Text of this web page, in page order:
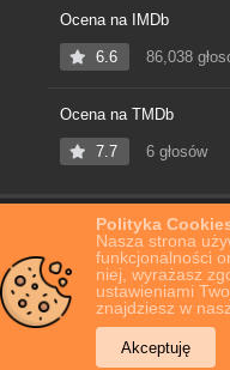
Polityka
Nasza strona
funkcjonalności
niej, wyrażasz
ustawieniami
znajdziesz w
Akceptuję
Ocena na IMDb
6.6 86,038
Ocena na TMDb
7.7 6 głosów
Film Online